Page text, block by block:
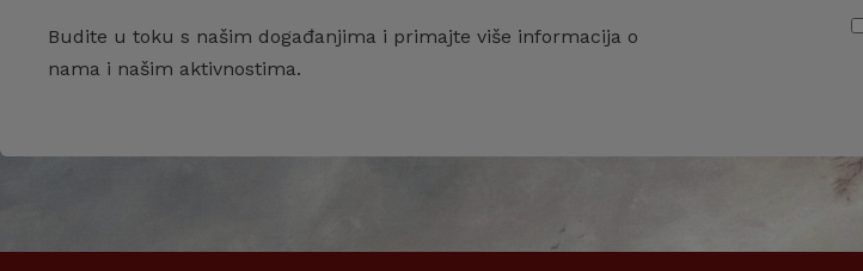
Budite u toku s našim događanjima i primajte više informacija o
nama i našim aktivnostima.